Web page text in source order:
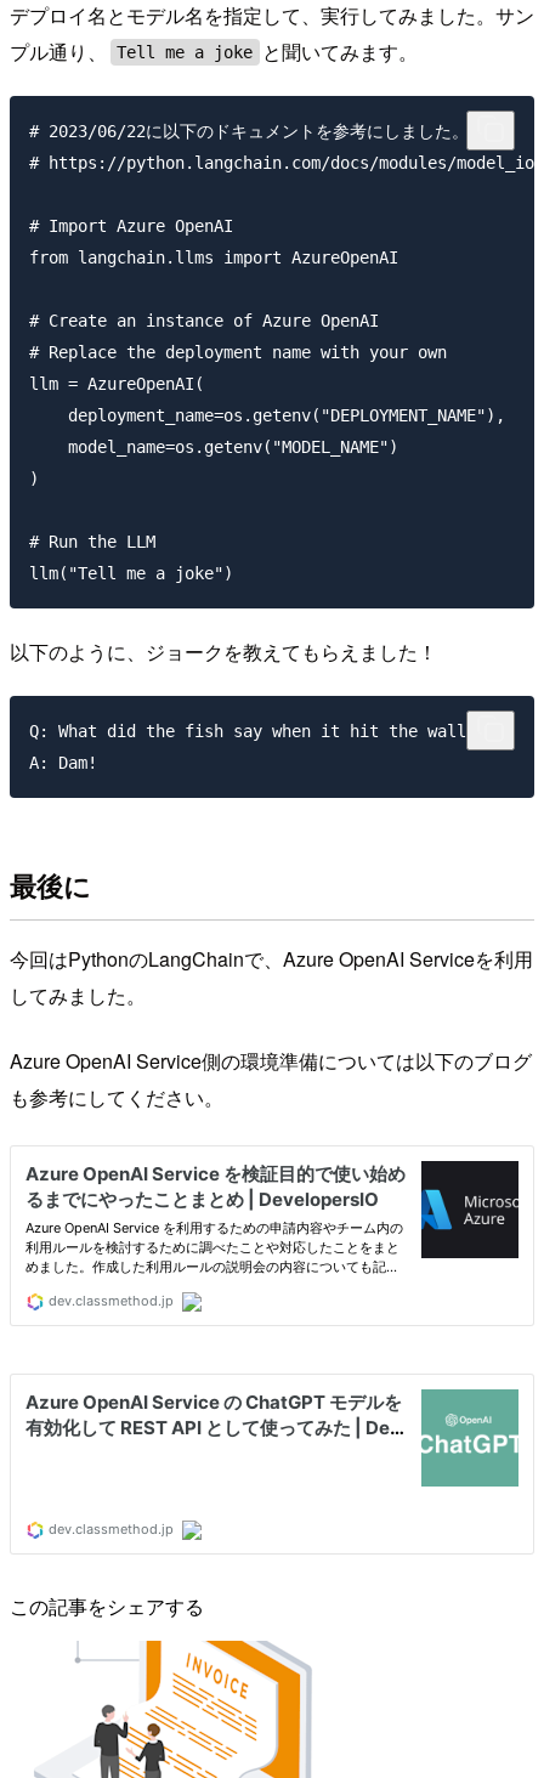
デプロイ名とモデル名を指定して、実行してみました。サン
プル通り、
Tell me a joke と聞いてみます。
# 2023/06/22に以下のドキュメントを参考にしました。
# https://python.langchain.com/docs/modules/
# Import Azure OpenAI
from langchain.llms import AzureOpenAI
# Create an instance of Azure OpenAI
# Replace the deployment name with your own
llm = AzureOpenAI(
    deployment_name=os.getenv("DEPLOYMENT_NAME"),
    model_name=os.getenv("MODEL_NAME")
)
# Run the LLM
以下のように、ジョークを教えてもらえました！
Q: What did the fish say when it hit the wall?
最後に
今回はPythonのLangChainで、Azure OpenAI Serviceを利用
してみました。
Azure OpenAI Service側の環境準備については以下のブログ
も参考にしてください。
この記事をシェアする